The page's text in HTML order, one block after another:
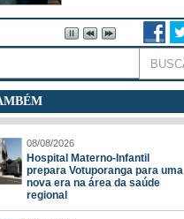
08/08/2026
Hospital Materno-Infantil
prepara Votuporanga para uma
nova era na área da saúde
regional